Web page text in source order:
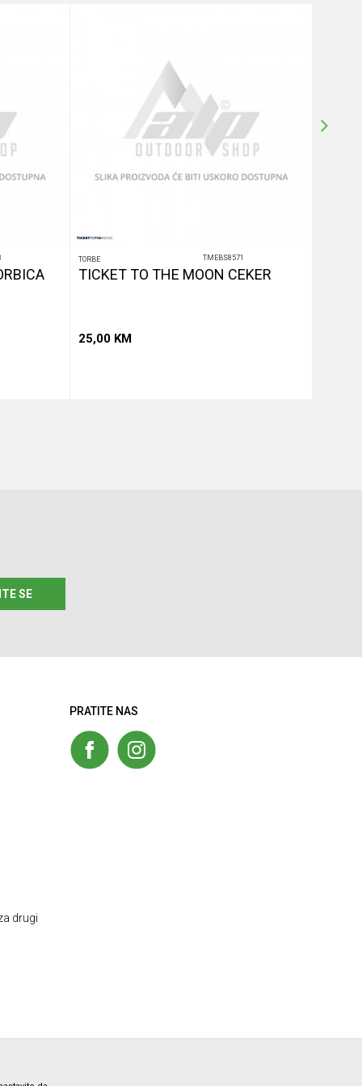
TORBE TMEBS8571
TICKET TO THE MOON CEKER
25,00 KM
SE
drugi
PRATITE NAS